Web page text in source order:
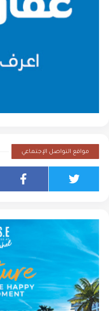
مواقع التواصل الإجتماعي